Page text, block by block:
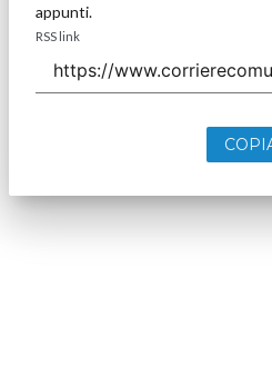
appunti.
RSS link